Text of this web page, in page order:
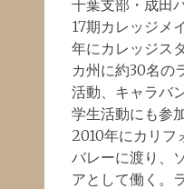
千葉支部・成田
17期カレッジメ
年にカレッジス
カ州に約30名の
活動、キャラバ
学生活動にも参加
2010年にカリフ
バレーに渡り、
アとして働く。